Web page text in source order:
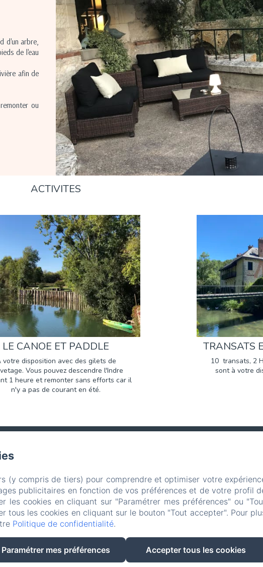
d'un arbre,
de l'eau
afin de
ou
ACTIVITES
LE CANOE ET PADDLE
votre disposition avec des gilets de
Vous pouvez descendre l'Indre
1 heure et remonter sans efforts car il
n'y a pas de courant en été.
TRANSATS
10 transats, 2
sont à votre
de la Basse Chevrière, Saché
/ 0033665330962
37190bc@gmail.com
ACCUEIL Mentions légales
Créé par Amenitiz
(y compris de tiers) pour comprendre et optimiser votre
publicitaires en fonction de vos préférences et de votre profil
les cookies en cliquant sur "Paramétrer mes préférences" ou
tous les cookies en cliquant sur le bouton "Tout accepter". Pour
Politique de confidentialité.
Paramétrer mes préférences Accepter tous les cookies